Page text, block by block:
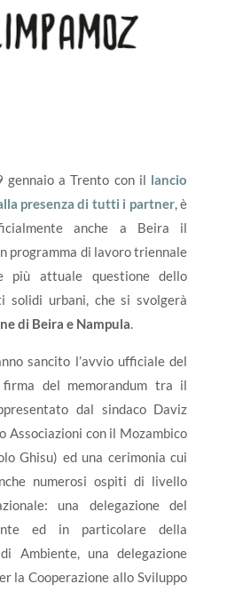
gennaio a Trento con il lancio
presenza di tutti i partner, è
anche a Beira il
programma di lavoro triennale
più attuale questione dello
solidi urbani, che si svolgerà
di Beira e Nampula.
sancito l’avvio ufficiale del
del memorandum tra il
dal sindaco Daviz
Associazioni con il Mozambico
Ghisu) ed una cerimonia cui
numerosi ospiti di livello
una delegazione del
ed in particolare della
Ambiente, una delegazione
la Cooperazione allo Sviluppo